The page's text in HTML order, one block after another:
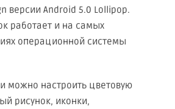
версии Android 5.0 Lollipop.
работает и на самых
операционной системы
можно настроить цветовую
рисунок, иконки,